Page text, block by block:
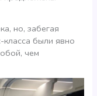
но, забегая
были явно
чем